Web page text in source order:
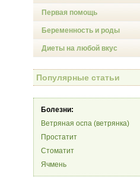
Первая помощь
Беременность и роды
Диеты на любой вкус
Популярные статьи
Болезни:
Ветряная оспа (ветрянка)
Простатит
Стоматит
Ячмень